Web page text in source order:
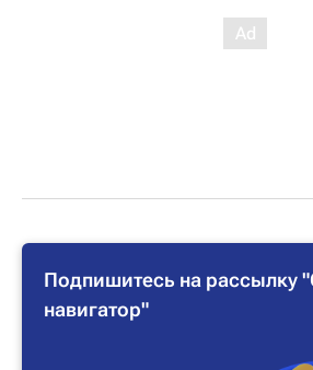
Подпишитесь на рассылку
навигатор"